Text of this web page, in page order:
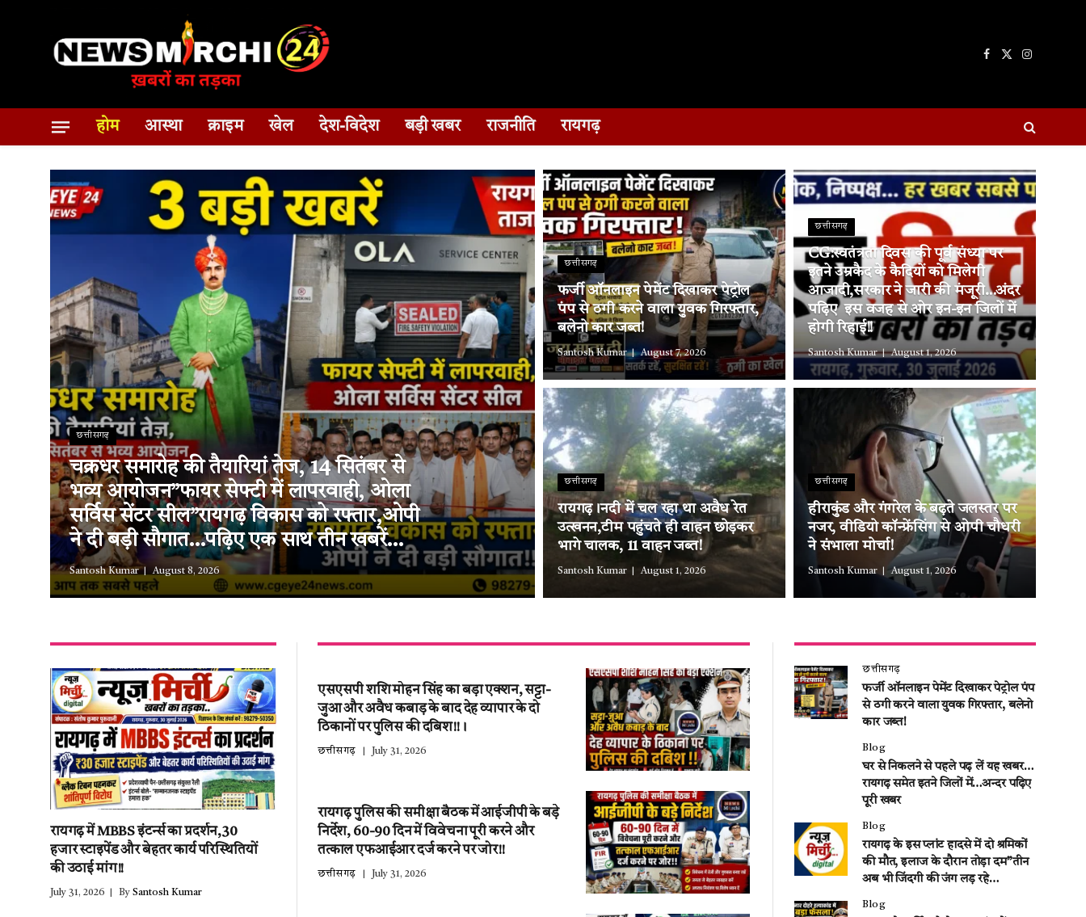
Facebook
X
Instagram
होम आस्था क्राइम खेल देश-विदेश बड़ी खबर राजनीति रायगढ़
छत्तीसगढ़
चक्रधर समारोह की तैयारियां तेज, 14 सितंबर से
भव्य आयोजन”फायर सेफ्टी में लापरवाही, ओला
सर्विस सेंटर सील”रायगढ़ विकास को रफ्तार,ओपी
ने दी बड़ी सौगात…पढ़िए एक साथ तीन खबरें…
Santosh Kumar August 8, 2026
छत्तीसगढ़
फर्जी ऑनलाइन पेमेंट दिखाकर पेट्रोल
पंप से ठगी करने वाला युवक गिरफ्तार,
बलेनो कार जब्त!
Santosh Kumar August 7, 2026
छत्तीसगढ़
रायगढ़।नदी में चल रहा था अवैध रेत
उत्खनन,टीम पहुंचते ही वाहन छोड़कर
भागे चालक, 11 वाहन जब्त!
Santosh Kumar August 1, 2026
छत्तीसगढ़
CG:स्वतंत्रता दिवस की पूर्व संध्या पर
इतने उम्रकैद के कैदियों को मिलेगी
आजादी,सरकार ने जारी की मंजूरी…अंदर
पढ़िए इस वजह से ओर इन-इन जिलों में
होगी रिहाई!!
Santosh Kumar August 1, 2026
छत्तीसगढ़
हीराकुंड और गंगरेल के बढ़ते जलस्तर पर
नजर, वीडियो कॉन्फ्रेंसिंग से ओपी चौधरी
ने संभाला मोर्चा!
Santosh Kumar August 1, 2026
रायगढ़ में MBBS इंटर्न्स का प्रदर्शन,30
हजार स्टाइपेंड और बेहतर कार्य परिस्थितियों
की उठाई मांग!!
July 31, 2026 By Santosh Kumar
एसएसपी शशि मोहन सिंह का बड़ा एक्शन, सट्टा-
जुआ और अवैध कबाड़ के बाद देह व्यापार के दो
ठिकानों पर पुलिस की दबिश!!।
छत्तीसगढ़ July 31, 2026
रायगढ़ पुलिस की समीक्षा बैठक में आईजीपी के बड़े
निर्देश, 60-90 दिन में विवेचना पूरी करने और
तत्काल एफआईआर दर्ज करने पर जोर!!
छत्तीसगढ़ July 31, 2026
छत्तीसगढ़
फर्जी ऑनलाइन पेमेंट दिखाकर पेट्रोल पंप
से ठगी करने वाला युवक गिरफ्तार, बलेनो
कार जब्त!
Blog
घर से निकलने से पहले पढ़ लें यह खबर…
रायगढ़ समेत इतने जिलों में…अन्दर पढ़िए
पूरी खबर
Blog
रायगढ़ के इस प्लांट हादसे में दो श्रमिकों
की मौत, इलाज के दौरान तोड़ा दम”तीन
अब भी जिंदगी की जंग लड़ रहे…
Blog